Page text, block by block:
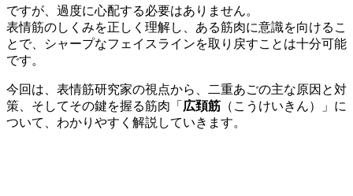
ですが、過度に心配する必要はありません。
表情筋のしくみを正しく理解し、ある筋肉に意識を向けるこ
とで、シャープなフェイスラインを取り戻すことは十分可能
です。
今回は、表情筋研究家の視点から、二重あごの主な原因と対
策、そしてその鍵を握る筋肉「 広頚筋 （こうけいきん）」に
ついて、わかりやすく解説していきます。